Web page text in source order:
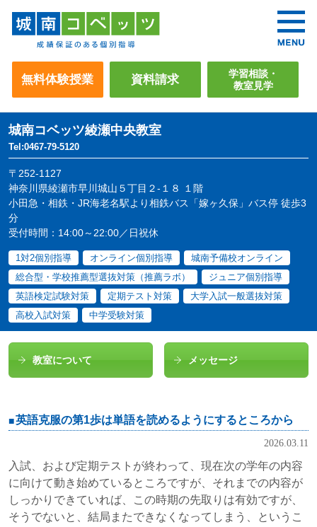
無料体験授業 資料請求
学習相談・
教室見学
城南コベッツ綾瀬中央教室
Tel:0467-79-5120
〒252-1127
神奈川県綾瀬市早川城山５丁目２-１８ １階
小田急・相鉄・JR海老名駅より相鉄バス「嫁ヶ久保」バス停 徒歩3
分
受付時間：14:00～22:00／日祝休
1対2個別指導 オンライン個別指導
城南予備校オンライン
総合型・学校推薦型選抜対策（推薦ラボ）
ジュニア個別指導
英語検定試験対策
定期テスト対策
大学入試一般選抜対策
高校入試対策
中学受験対策
教室について メッセージ
英語克服の第1歩は単語を読めるようにするところから
2026.03.11
入試、および定期テストが終わって、現在次の学年の内容
に向けて動き始めているところですが、それまでの内容が
しっかりできていれば、この時期の先取りは有効ですが、
そうでないと、結局またできなくなってしまう、というこ